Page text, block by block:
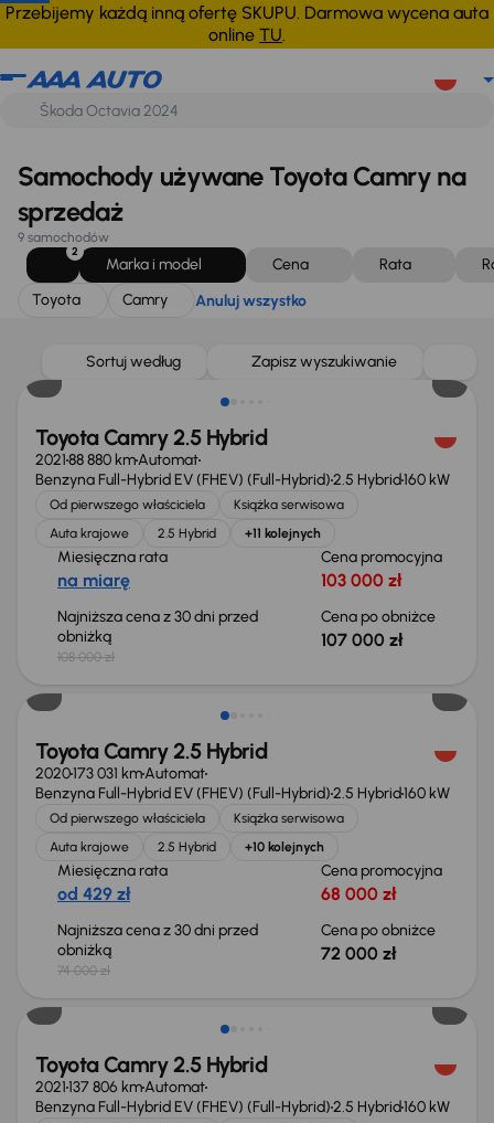
Przebijemy każdą inną ofertę SKUPU. Darmowa wycena auta
online TU.
Toyota Camry Anuluj wszystko
Samochody używane Toyota Camry na
sprzedaż
9 samochodów
2
Marka i model Cena Rata
Toyota
Camry Anuluj wszystko
Sortuj według Zapisz wyszukiwanie
Taniej o 1 000 zł
Toyota Camry 2.5 Hybrid
202188 880 kmAutomat
Benzyna Full-Hybrid EV (FHEV) (Full-Hybrid)2.5 Hybrid160 kW
Od pierwszego właściciela
Książka serwisowa
Auta krajowe
2.5 Hybrid +11 kolejnych
Miesięczna rata
na miarę
Cena promocyjna
103 000 zł
Najniższa cena z 30 dni przed
obniżką
108 000 zł
Cena po obniżce
107 000 zł
Taniej o 2 000 zł
Toyota Camry 2.5 Hybrid
2020173 031 kmAutomat
Benzyna Full-Hybrid EV (FHEV) (Full-Hybrid)2.5 Hybrid160 kW
Od pierwszego właściciela
Książka serwisowa
Auta krajowe
2.5 Hybrid +10 kolejnych
Miesięczna rata
od 429 zł
Cena promocyjna
68 000 zł
Najniższa cena z 30 dni przed
obniżką
74 000 zł
Cena po obniżce
72 000 zł
Taniej o 1 000 zł
Toyota Camry 2.5 Hybrid
2021137 806 kmAutomat
Benzyna Full-Hybrid EV (FHEV) (Full-Hybrid)2.5 Hybrid160 kW